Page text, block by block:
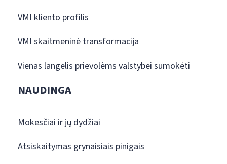
VMI kliento profilis
VMI skaitmeninė transformacija
Vienas langelis prievolėms valstybei sumokėti
NAUDINGA
Mokesčiai ir jų dydžiai
Atsiskaitymas grynaisiais pinigais